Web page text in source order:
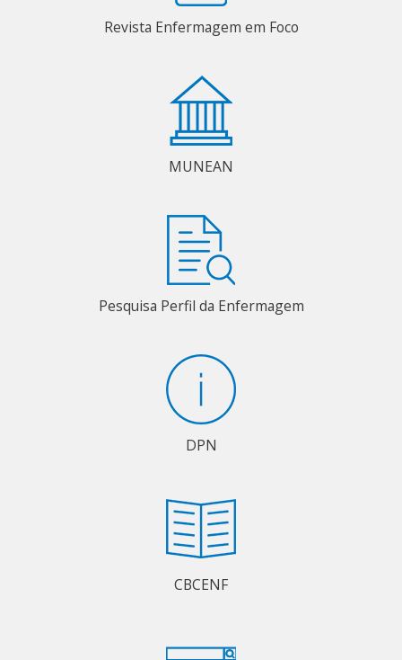
Revista Enfermagem em Foco
MUNEAN
Pesquisa Perfil da Enfermagem
DPN
CBCENF